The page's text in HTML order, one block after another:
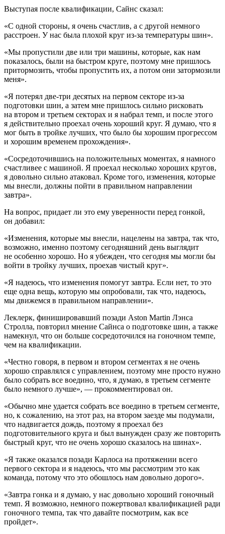
Выступая после квалификации, Сайнс сказал:
«С одной стороны, я очень счастлив, а с другой немного
расстроен. У нас была плохой круг из-за температуры шин».
«Мы пропустили две или три машины, которые, как нам
показалось, были на быстром круге, поэтому мне пришлось
притормозить, чтобы пропустить их, а потом они затормозили
меня».
«Я потерял две-три десятых на первом секторе из-за
подготовки шин, а затем мне пришлось сильно рисковать
на втором и третьем секторах и я набрал темп, и после этого
я действительно проехал очень хороший круг. Я думаю, что я
мог быть в тройке лучших, что было бы хорошим прогрессом
и хорошим временем прохождения».
«Сосредоточившись на положительных моментах, я намного
счастливее с машиной. Я проехал несколько хороших кругов,
я довольно сильно атаковал. Кроме того, изменения, которые
мы внесли, должны пойти в правильном направлении
завтра».
На вопрос, придает ли это ему уверенности перед гонкой,
он добавил:
«Изменения, которые мы внесли, нацелены на завтра, так что,
возможно, именно поэтому сегодняшний день выглядит
не особенно хорошо. Но я убежден, что сегодня мы могли бы
войти в тройку лучших, проехав чистый круг».
«Я надеюсь, что изменения помогут завтра. Если нет, то это
еще одна вещь, которую мы опробовали, так что, надеюсь,
мы движемся в правильном направлении».
Леклерк, финишировавший позади Aston Martin Лэнса
Стролла, повторил мнение Сайнса о подготовке шин, а также
намекнул, что он больше сосредоточился на гоночном темпе,
чем на квалификации.
«Честно говоря, в первом и втором сегментах я не очень
хорошо справлялся с управлением, поэтому мне просто нужно
было собрать все воедино, что, я думаю, в третьем сегменте
было немного лучше», — прокомментировал он.
«Обычно мне удается собрать все воедино в третьем сегменте,
но, к сожалению, на этот раз, на втором заезде мы подумали,
что надвигается дождь, поэтому я проехал без
подготовительного круга и был вынужден сразу же повторить
быстрый круг, что не очень хорошо сказалось на шинах».
«Я также оказался позади Карлоса на протяжении всего
первого сектора и я надеюсь, что мы рассмотрим это как
команда, потому что это обошлось нам довольно дорого».
«Завтра гонка и я думаю, у нас довольно хороший гоночный
темп. Я возможно, немного пожертвовал квалификацией ради
гоночного темпа, так что давайте посмотрим, как все
пройдет».